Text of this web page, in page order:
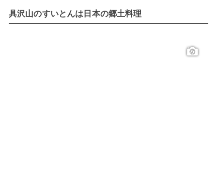
具沢山のすいとんは日本の郷土料理